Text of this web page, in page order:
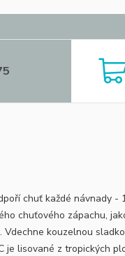
chuť každé návnady -
chuťového zápachu,
Vdechne kouzelnou
je lisované z tropických